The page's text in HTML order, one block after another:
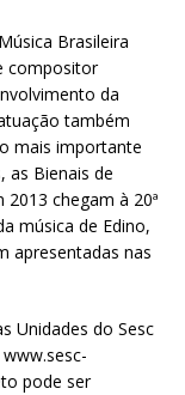
Brasileira
compositor
da
também
mais importante
as Bienais de
chegam à 20ª
música de Edino,
apresentadas nas
Unidades do Sesc
pode ser